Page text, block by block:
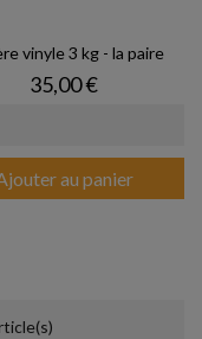
vinyle 3 kg - la paire
Prix
35,00 €
au panier